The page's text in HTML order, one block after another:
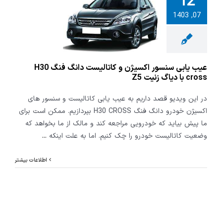
07, 1403
سنسور
و کاتالیست
cross با دیاگ زنیت
عیب یابی سنسور اکسیژن و کاتالیست دانگ فنگ H30
cross با دیاگ زنیت Z5
در این ویدیو قصد داریم به عیب یابی کاتالیست و سنسور های
اکسیژن خودرو دانگ فنگ H30 CROSS بپردازیم. ممکن است برای
ما پیش بیاید که خودرویی مراجعه کند و مالک از ما بخواهد که
وضعیت کاتالیست خودرو را چک کنیم. اما به علت اینکه ...
اطلاعات بیشتر